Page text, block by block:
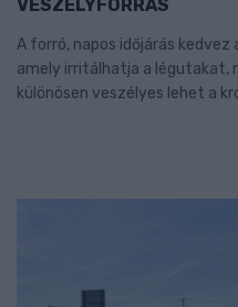
VESZÉLYFORRÁS
A forró, napos időjárás kedvez
amely irritálhatja a légutakat,
különösen veszélyes lehet a